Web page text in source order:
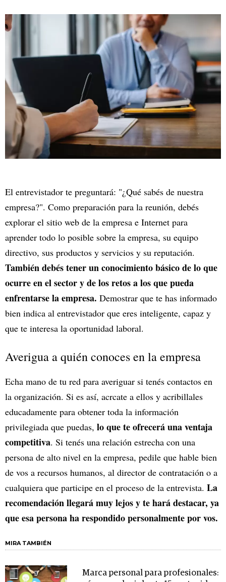
El entrevistador te preguntará: "¿Qué sabés de nuestra
empresa?". Como preparación para la reunión, debés
explorar el sitio web de la empresa e Internet para
aprender todo lo posible sobre la empresa, su equipo
directivo, sus productos y servicios y su reputación.
También debés tener un conocimiento básico de lo que
ocurre en el sector y de los retos a los que pueda
enfrentarse la empresa. Demostrar que te has informado
bien indica al entrevistador que eres inteligente, capaz y
que te interesa la oportunidad laboral.
Averigua a quién conoces en la empresa
Echa mano de tu red para averiguar si tenés contactos en
la organización. Si es así, acrcate a ellos y acribillales
educadamente para obtener toda la información
privilegiada que puedas, lo que te ofrecerá una ventaja
competitiva. Si tenés una relación estrecha con una
persona de alto nivel en la empresa, pedile que hable bien
de vos a recursos humanos, al director de contratación o a
cualquiera que participe en el proceso de la entrevista. La
recomendación llegará muy lejos y te hará destacar, ya
que esa persona ha respondido personalmente por vos.
MIRA TAMBIÉN
Marca personal para profesionales: